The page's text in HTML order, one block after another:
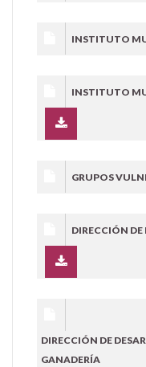
INSTITUTO
INSTITUTO
GRUPOS
DIRECCIÓN
DIRECCIÓN DE
GANADERÍA